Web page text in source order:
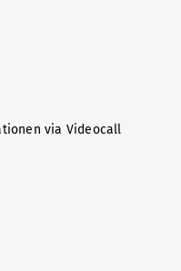
via Videocall